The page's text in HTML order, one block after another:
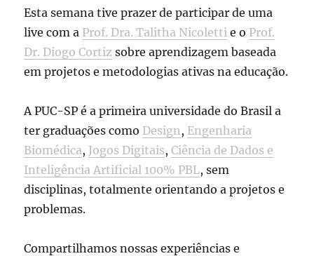
Esta semana tive prazer de participar de uma
live com a Prof. Dra. Talitha Nicoletti e o Prof.
Dr. Diogo Cortiz sobre aprendizagem baseada
em projetos e metodologias ativas na educação.
A PUC-SP é a primeira universidade do Brasil a
ter graduações como Design , Engenharia
Biomédica, Jogos Digitais,Ciência de Dados e
Inteligência Artificial 100% PBL, sem
disciplinas, totalmente orientando a projetos e
problemas.
Compartilhamos nossas experiências e